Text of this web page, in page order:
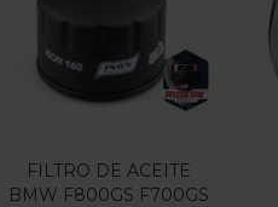
FILTRO DE ACEITE
BMW F800GS F700GS